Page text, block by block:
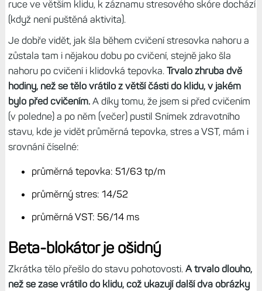
ruce ve větším klidu, k záznamu stresového skóre dochází
(když není puštěná aktivita).
Je dobře vidět, jak šla během cvičení stresovka nahoru a
zůstala tam i nějakou dobu po cvičení, stejně jako šla
nahoru po cvičení i klidovká tepovka. Trvalo zhruba dvě
hodiny, než se tělo vrátilo z větší části do klidu, v jakém
bylo před cvičením.A díky tomu, že jsem si před cvičením
(v poledne) a po něm (večer) pustil Snímek zdravotního
stavu, kde je vidět průměrná tepovka, stres a VST, mám i
srovnání číselné:
průměrná tepovka: 51/63 tp/m
průměrný stres: 14/52
průměrná VST: 56/14 ms
Beta-blokátor je ošidný
Zkrátka tělo přešlo do stavu pohotovosti. A trvalo dlouho,
než se zase vrátilo do klidu, což ukazují další dva obrázky